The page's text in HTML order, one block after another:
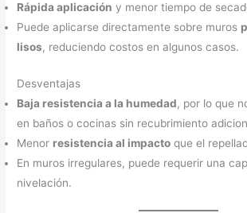
Rápida aplicación y menor tiempo de
Puede aplicarse directamente sobre muros
lisos, reduciendo costos en algunos casos.
Desventajas
Baja resistencia a la humedad, por lo que
en baños o cocinas sin recubrimiento
Menor resistencia al impacto que el
En muros irregulares, puede requerir una
nivelación.